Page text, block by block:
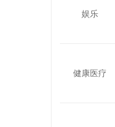
娱乐
健康医疗